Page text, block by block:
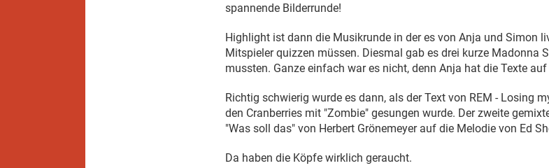
spannende Bilderrunde!
Highlight ist dann die Musikrunde in der es von Anja und Simon
Mitspieler quizzen müssen. Diesmal gab es drei kurze Madonna
mussten. Ganze einfach war es nicht, denn Anja hat die Texte
Richtig schwierig wurde es dann, als der Text von REM - Losing
den Cranberries mit "Zombie" gesungen wurde. Der zweite
"Was soll das" von Herbert Grönemeyer auf die Melodie von Ed
Da haben die Köpfe wirklich geraucht.